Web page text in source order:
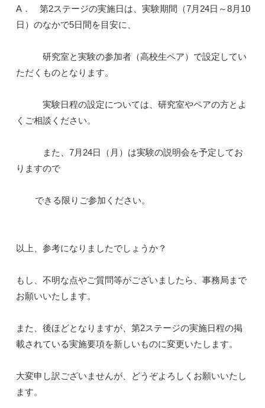
A． 第2ステージの実施日は、実験期間（7月24日～8月10
日）のなかで5日間を目安に、
研究室と実験の参加者（高校生ペア）で設定してい
ただくものとなります。
実験日程の設定については、研究室やペアの方とよ
くご相談ください。
また、7月24日（月）は実験の説明会を予定してお
りますので
できる限りご参加ください。
以上、参考になりましたでしょうか？
もし、不明な点やご質問等がございましたら、事務局まで
お願いいたします。
また、後ほどとなりますが、第2ステージの実施日程の掲
載されている実施要項を新しいものに変更いたします。
大変申し訳ございませんが、どうぞよろしくお願いいたし
ます。